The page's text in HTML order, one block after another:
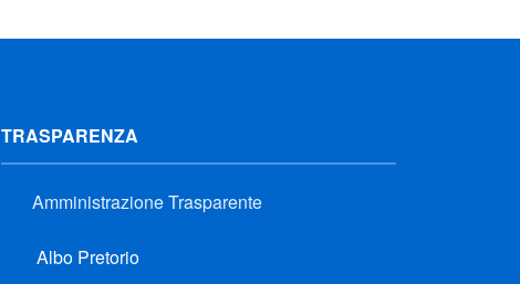
TRASPARENZA
Amministrazione Trasparente
Albo Pretorio